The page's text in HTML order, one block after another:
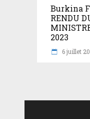
Burkina
RENDU
2023
6 juillet